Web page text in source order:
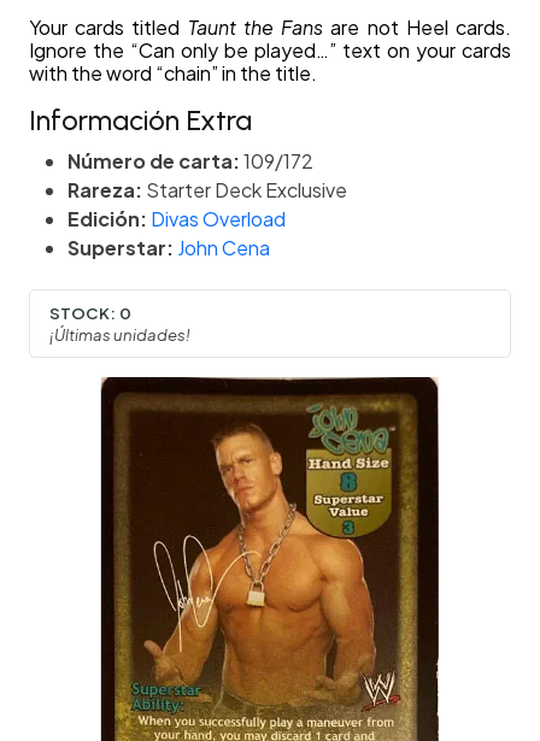
Your cards titled Taunt the Fans are not Heel cards.
Ignore the “Can only be played…” text on your cards
with the word “chain” in the title.
Información Extra
Número de carta:109/172
Rareza: Starter Deck Exclusive
Edición: Divas Overload
Superstar: John Cena
STOCK: 0
¡Últimas unidades!